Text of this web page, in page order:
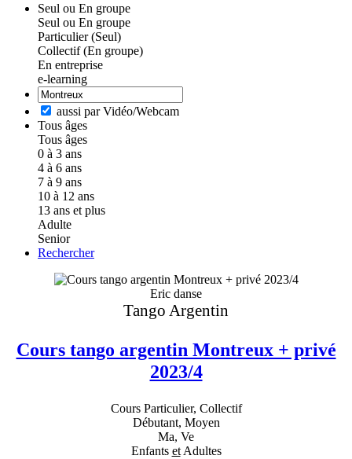
Seul ou En groupe
Seul ou En groupe
Particulier (Seul)
Collectif (En groupe)
En entreprise
e-learning
aussi par Vidéo/Webcam
Tous âges
Tous âges
0 à 3 ans
4 à 6 ans
7 à 9 ans
10 à 12 ans
13 ans et plus
Adulte
Senior
Rechercher
Eric danse
Tango Argentin
Cours tango argentin Montreux + privé
2023/4
Cours Particulier, Collectif
Débutant, Moyen
Ma, Ve
Enfants etAdultes